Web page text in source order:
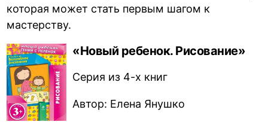
которая может стать первым шагом к
мастерству.
«Новый ребенок. Рисование»
Серия из 4-х книг
Автор: Елена Янушко